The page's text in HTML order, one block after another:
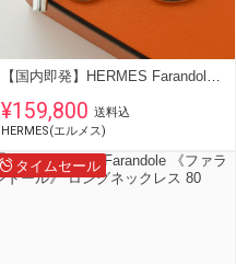
【国内即発】HERMES Farandole Bracelet ブレスレット
¥159,800 送料込
HERMES(エルメス)
タイムセール